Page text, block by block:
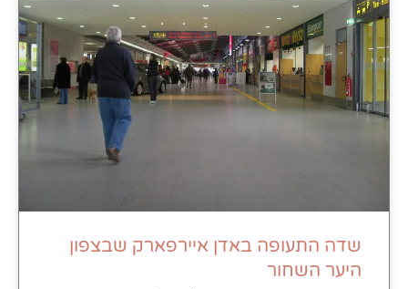
שדה התעופה באדן איירפארק שבצפון
היער השחור